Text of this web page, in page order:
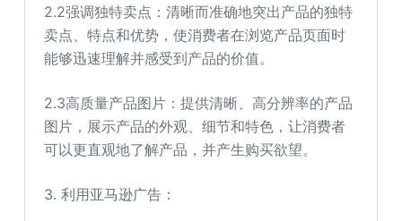
2.2强调独特卖点：清晰而准确地突出产品的独特
卖点、特点和优势，使消费者在浏览产品页面时
能够迅速理解并感受到产品的价值。
2.3高质量产品图片：提供清晰、高分辨率的产品
图片，展示产品的外观、细节和特色，让消费者
可以更直观地了解产品，并产生购买欲望。
3. 利用亚马逊广告：